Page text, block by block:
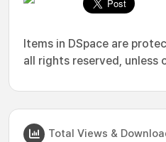
Items in DSpace are
all rights reserved, unless
Total Views &